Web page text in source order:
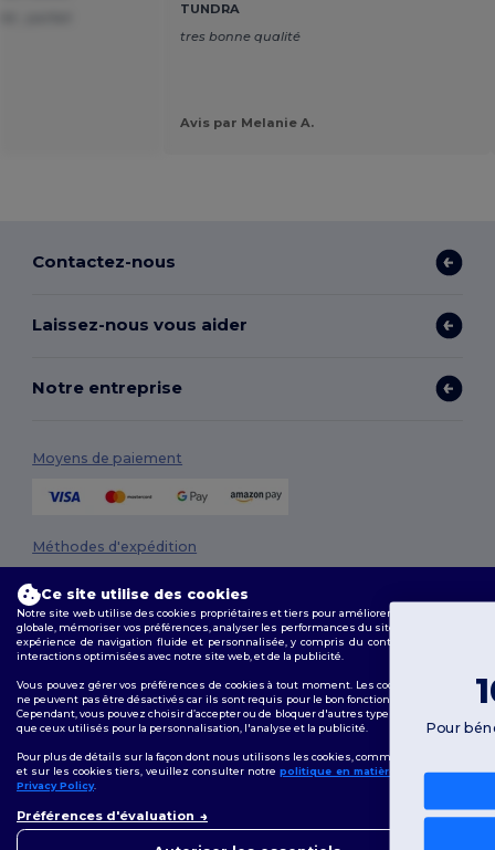
TUNDRA
tres bonne qualité
Avis par Melanie A.
Contactez-nous
Laissez-nous vous aider
Notre entreprise
Moyens de paiement
Méthodes d'expédition
Conditions Générales|Politique de personnalisation
Confidentialité|Politique de Cookies|Plan du Site
Suivez-nous
Ce site utilise des cookies
Notre site web utilise des cookies propriétaires et tiers pour améliorer la fonctionnalité
globale, mémoriser vos préférences, analyser les performances du site et garantir une
expérience de navigation fluide et personnalisée, y compris du contenu adapté, des
interactions optimisées avec notre site web, et de la publicité.
Vous pouvez gérer vos préférences de cookies à tout moment. Les cookies essentiels
ne peuvent pas être désactivés car ils sont requis pour le bon fonctionnement du site.
Cependant, vous pouvez choisir d’accepter ou de bloquer d'autres types de cookies, tels
que ceux utilisés pour la personnalisation, l'analyse et la publicité.
Pour plus de détails sur la façon dont nous utilisons les cookies, comment les contrôler
et sur les cookies tiers, veuillez consulter notre politique en matière de cookieset
Privacy Policy.
Préférences d'évaluation
Vous avez
10 € de remise !
Pour bénéficier de votre remise, dites-nous : pour qui